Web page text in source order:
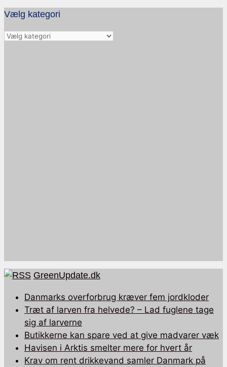
efter:
Vælg kategori
Vælg
GreenUpdate.dk
Danmarks overforbrug kræver fem jordkloder
Træt af larven fra helvede? – Lad fuglene tage
sig af larverne
Butikkerne kan spare ved at give madvarer væk
Havisen i Arktis smelter mere for hvert år
Krav om rent drikkevand samler Danmark på